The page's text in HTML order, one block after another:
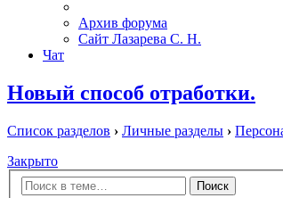
Архив форума
Сайт Лазарева С. Н.
Чат
Новый способ отработки.
Список разделов › Личные разделы ›
Закрыто